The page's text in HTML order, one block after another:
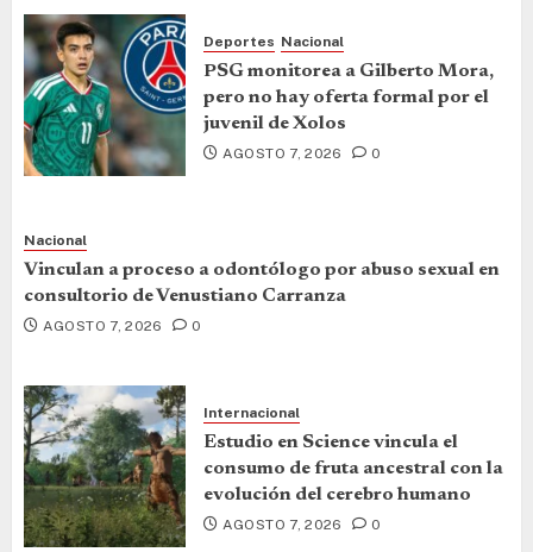
Deportes Nacional
PSG monitorea a Gilberto Mora,
pero no hay oferta formal por el
juvenil de Xolos
AGOSTO 7, 2026 0
Nacional
Vinculan a proceso a odontólogo por abuso sexual en
consultorio de Venustiano Carranza
AGOSTO 7, 2026 0
Internacional
Estudio en Science vincula el
consumo de fruta ancestral con la
evolución del cerebro humano
AGOSTO 7, 2026 0